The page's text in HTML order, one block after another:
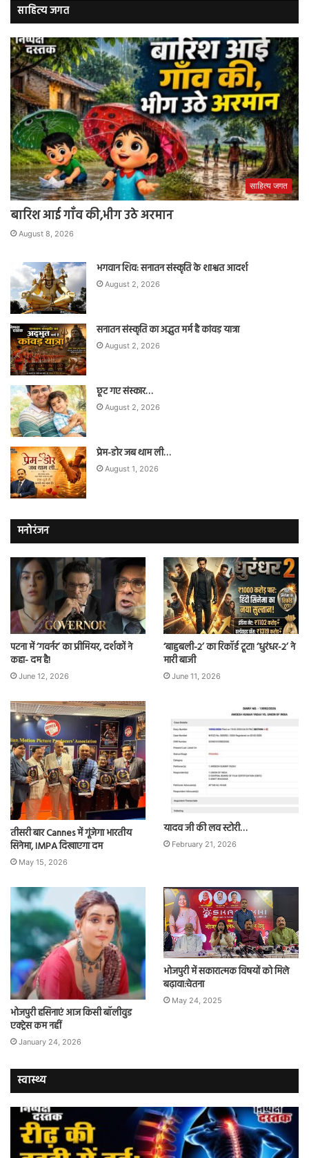
साहित्य जगत
साहित्य जगत
बारिश आई गाँव की,भीग उठे अरमान
August 8, 2026
भगवान शिव: सनातन संस्कृति के शाश्वत आदर्श
August 2, 2026
सनातन संस्कृति का अद्भुत मर्म है कांवड़ यात्रा
August 2, 2026
छूट गए संस्कार…
August 2, 2026
प्रेम-डोर जब थाम ली…
August 1, 2026
मनोरंजन
पटना में ‘गवर्नर’ का प्रीमियर, दर्शकों ने
कहा- दम है!
June 12, 2026
‘बाहुबली-2’ का रिकॉर्ड टूटा! ‘धुरंधर-2’ ने
मारी बाजी
June 11, 2026
तीसरी बार Cannes में गूंजेगा भारतीय
सिनेमा, IMPA दिखाएगा दम
May 15, 2026
यादव जी की लव स्टोरी…
February 21, 2026
भोजपुरी हसिनाएं आज किसी बॉलीवुड
एक्ट्रेस कम नहीं
January 24, 2026
भोजपुरी में सकारात्मक विषयों को मिले
बढ़ावा:चेतना
May 24, 2025
स्वास्थ्य